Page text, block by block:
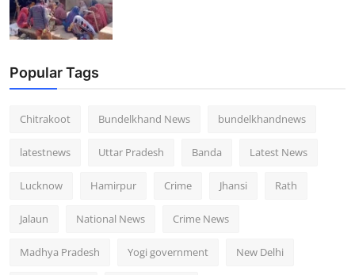
Popular Tags
Chitrakoot Bundelkhand News bundelkhandnews
latestnews Uttar Pradesh Banda Latest News
Lucknow Hamirpur Crime Jhansi Rath
Jalaun National News Crime News
Madhya Pradesh Yogi government New Delhi